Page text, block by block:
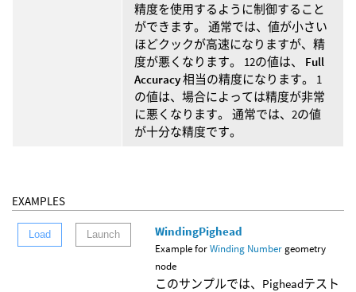
精度を使用するように制御すること
ができます。 通常では、値が小さい
ほどクックが高速になりますが、精
度が悪くなります。 12の値は、 Full
Accuracy相当の精度になります。 1
の値は、場合によっては精度が非常
に悪くなります。 通常では、2の値
が十分な精度です。
EXAMPLES
Load Launch WindingPighead
Example forWinding Numbergeometry
node
このサンプルでは、Pigheadテスト